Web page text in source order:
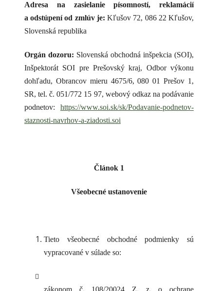
Adresa na zasielanie písomností, reklamácií
a odstúpení od zmlúv je:Kľušov 72, 086 22 Kľušov,
Slovenská republika
Orgán dozoru: Slovenská obchodná inšpekcia (SOI),
Inšpektorát SOI pre Prešovský kraj, Odbor výkonu
dohľadu, Obrancov mieru 4675/6, 080 01 Prešov 1,
SR,tel. č. 051/772 15 97, webový odkaz na podávanie
podnetov: https://www.soi.sk/sk/Podavanie-podnetov-
staznosti-navrhov-a-ziadosti.soi
Článok 1
Všeobecné ustanovenie
Tieto všeobecné obchodné podmienky sú
vypracované v súlade so: